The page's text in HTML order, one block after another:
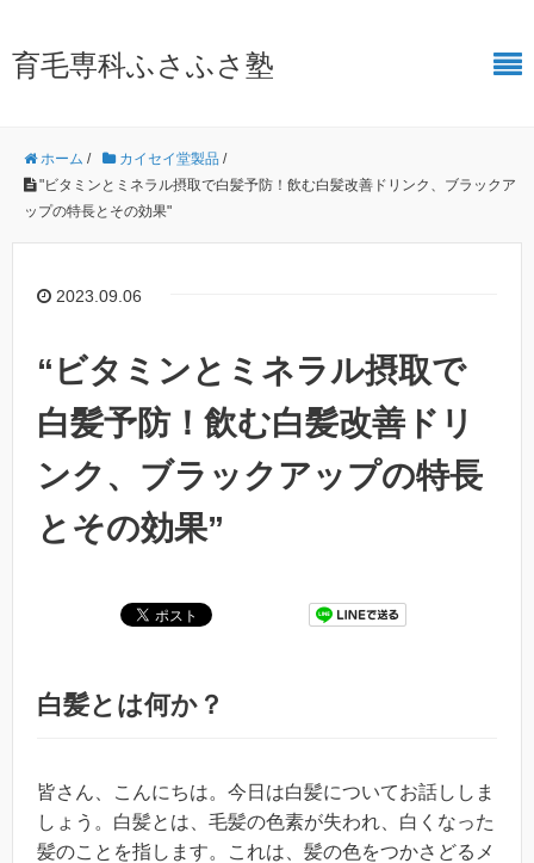
育毛専科ふさふさ塾
ホーム / カイセイ堂製品 /
"ビタミンとミネラル摂取で白髪予防！飲む白髪改善ドリンク、ブラックア
ップの特長とその効果"
2023.09.06
“ビタミンとミネラル摂取で
白髪予防！飲む白髪改善ドリ
ンク、ブラックアップの特長
とその効果”
白髪とは何か？
皆さん、こんにちは。今日は白髪についてお話ししま
しょう。白髪とは、毛髪の色素が失われ、白くなった
髪のことを指します。これは、髪の色をつかさどるメ